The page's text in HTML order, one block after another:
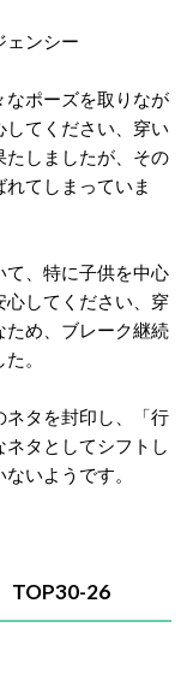
ンシー
なポーズを取りなが
してください、穿い
たしましたが、その
てしまっていま
て、特に子供を中心
心してください、穿
ため、ブレーク継続
。
ネタを封印し、「行
タとしてシフトし
いようです。
TOP30-26